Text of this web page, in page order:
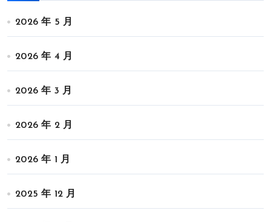
2026 年 5 月
2026 年 4 月
2026 年 3 月
2026 年 2 月
2026 年 1 月
2025 年 12 月